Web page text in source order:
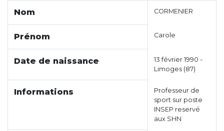
Nom CORMENIER
Prénom Carole
Date de naissance
13 février 1990 -
Limoges (87)
Informations
Professeur de
sport sur poste
INSEP reservé
aux SHN